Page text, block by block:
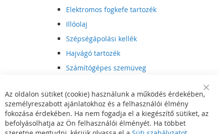
Elektromos fogkefe tartozék
Illóolaj
Szépségápolási kellék
Hajvágó tartozék
Számítógépes szemüveg
Hajvágó kiegészítő
Szórakoztató elektronika
Multimédia
DVD, BluRay lejátszó
Bar
Az oldalon sütiket (cookie) használunk a működés érdekében,
személyreszabott ajánlatokhoz és a felhasználói élmény
fokozása érdekében. Ha nem fogadja el a kiegészítő sütiket, az
befolyásolhatja az Ön felhasználói élményét. Ha többet